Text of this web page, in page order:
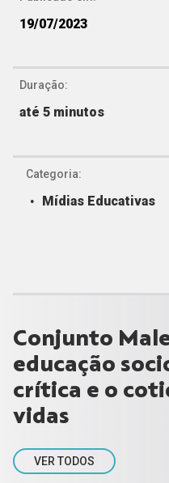
19/07/2023
Duração:
até 5 minutos
Categoria:
Mídias Educativas
Conjunto
educação
crítica e o
vidas
VER TODOS